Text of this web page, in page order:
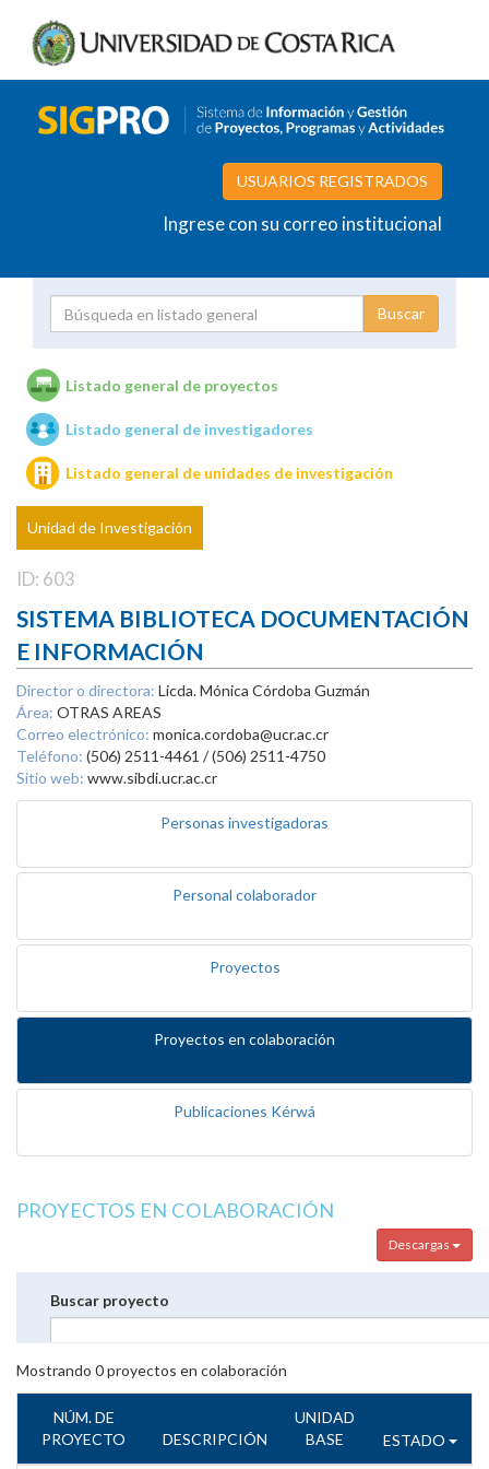
USUARIOS REGISTRADOS
Ingrese con su correo institucional
Unidades de investigación
Listado general de proyectos
Listado general de investigadores
Listado general de unidades de investigación
Unidad de Investigación
ID: 603
SISTEMA BIBLIOTECA DOCUMENTACIÓN
E INFORMACIÓN
Director o directora: Licda. Mónica Córdoba Guzmán
Área: OTRAS AREAS
Correo electrónico: monica.cordoba@ucr.ac.cr
Teléfono: (506) 2511-4461 / (506) 2511-4750
Sitio web: www.sibdi.ucr.ac.cr
Personas investigadoras
Personal colaborador
Proyectos
Proyectos en colaboración
Publicaciones Kérwá
PROYECTOS EN COLABORACIÓN
Descargas
Buscar proyecto
Mostrando 0proyectos en colaboración
NÚM. DE
PROYECTO
DESCRIPCIÓN
UNIDAD
BASE
ESTADO